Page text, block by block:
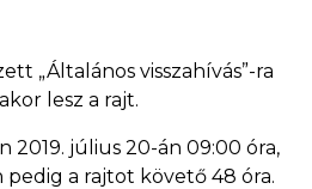
„Általános visszahívás”-ra
lesz a rajt.
2019. július 20-án 09:00 óra,
a rajtot követő 48 óra.